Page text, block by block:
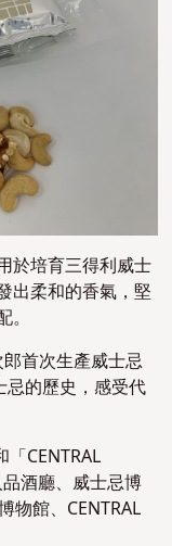
於培育三得利威士
出柔和的香氣，堅
首次生產威士忌
忌的歷史，感受代
CENTRAL
品酒廳、威士忌博
物館、CENTRAL